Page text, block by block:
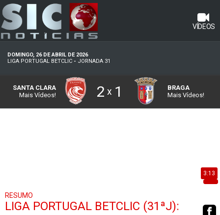
VÍDEOS
DOMINGO, 26 DE ABRIL DE 2026
LIGA PORTUGAL BETCLIC - JORNADA 31
SANTA CLARA
Mais Vídeos!
2 x 1
BRAGA
Mais Vídeos!
3:13
RESUMO
LIGA PORTUGAL BETCLIC (31ªJ):